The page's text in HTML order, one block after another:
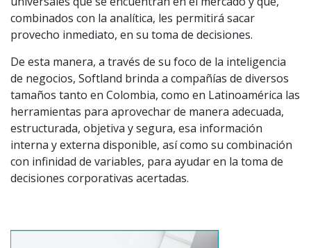
combinados con la analítica, les permitirá sacar
provecho inmediato, en su toma de decisiones.
De esta manera, a través de su foco de la inteligencia
de negocios, Softland brinda a compañías de diversos
tamaños tanto en Colombia, como en Latinoamérica las
herramientas para aprovechar de manera adecuada,
estructurada, objetiva y segura, esa información
interna y externa disponible, así como su combinación
con infinidad de variables, para ayudar en la toma de
decisiones corporativas acertadas.